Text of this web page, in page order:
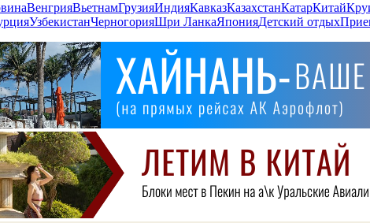
ВенгрияВьетнамГрузияИндияКавказКазахстанКатарКитай
УзбекистанЧерногорияШри ЛанкаЯпонияДетский отдых